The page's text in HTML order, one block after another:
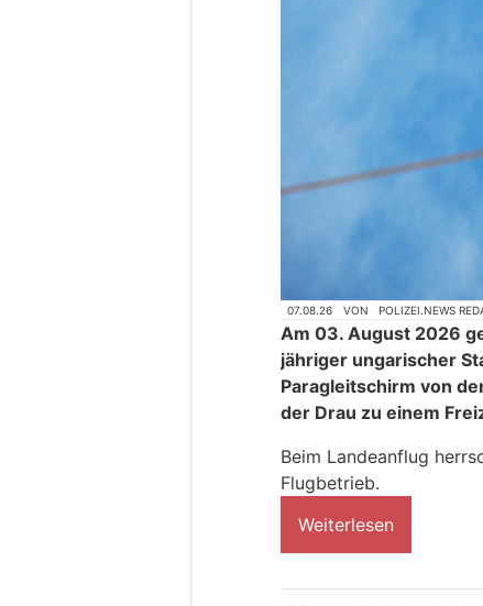
07.08.26 VON POLIZEI.NEWS
Am 03. August 2026
jähriger ungarischer
Paragleitschirm von
der Drau zu einem
Beim Landeanflug
Flugbetrieb.
Weiterlesen